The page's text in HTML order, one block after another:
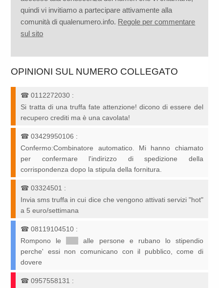
quindi vi invitiamo a partecipare attivamente alla
comunità di qualenumero.info. Regole per commentare
sul sito
OPINIONI SUL NUMERO COLLEGATO
☎0112272030 :
Si tratta di una truffa fate attenzione! dicono di essere del
recupero crediti ma è una cavolata!
☎03429950106 :
Confermo:Combinatore automatico. Mi hanno chiamato
per confermare l'indirizzo di spedizione della
corrispondenza dopo la stipula della fornitura.
☎03324501 :
Invia sms truffa in cui dice che vengono attivati servizi "hot"
a 5 euro/settimana
☎08119104510 :
Rompono le
*****alle persone e rubano lo stipendio
perche' essi non comunicano con il pubblico, come di
dovere
☎0957558131 :